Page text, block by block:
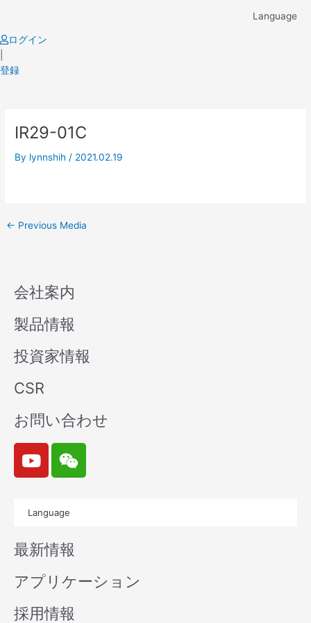
content
Language
ログイン
登録
IR29-01C
By lynnshih / 2021.02.19
navigation
← Previous Media
会社案内
製品情報
投資家情報
CSR
お問い合わせ
Y
o
u
b
e
W
e
i
n
Language
最新情報
アプリケーション
採用情報